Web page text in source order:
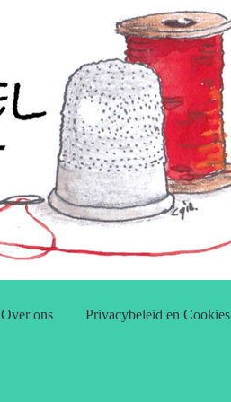
Over ons Privacybeleid en Cookies